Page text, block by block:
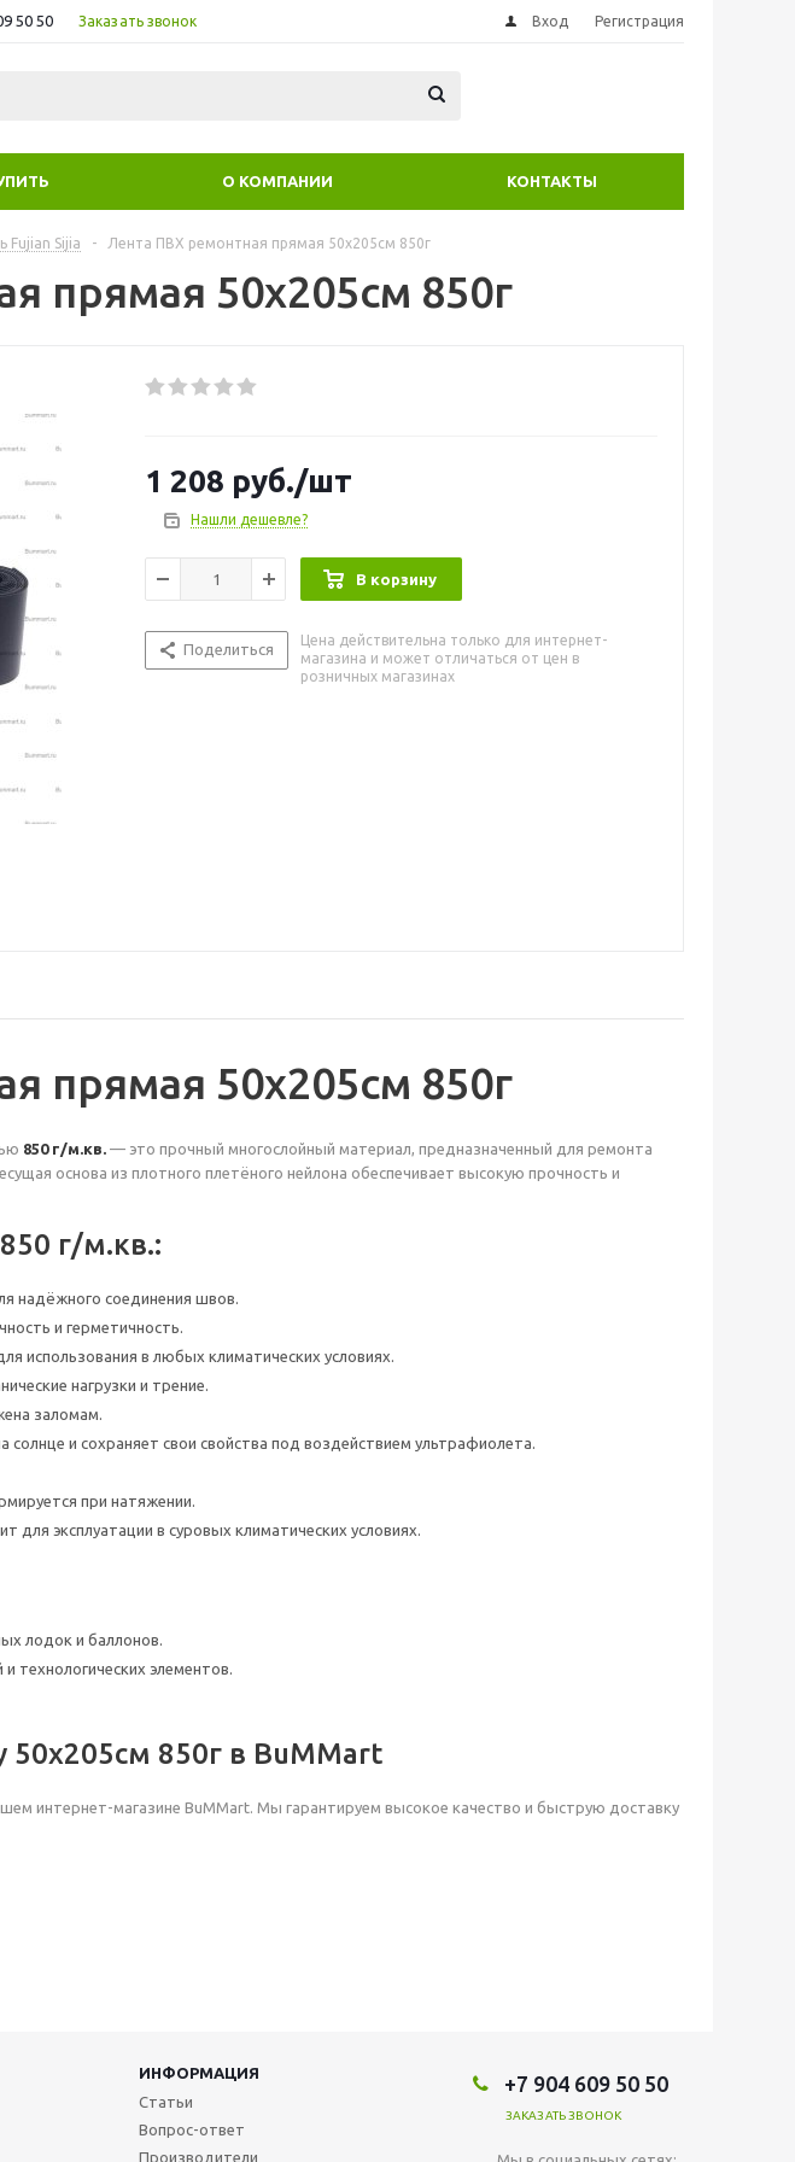
50 50 Заказать звонок Вход Регистрация
О КОМПАНИИ КОНТАКТЫ
Fujian Sijia - Лента ПВХ ремонтная прямая 50х205см 850г
прямая 50х205см 850г
1 208 руб./шт
Нашли дешевле?
В корзину
Поделиться
Цена действительна только для интернет-
магазина и может отличаться от цен в
розничных магазинах
прямая 50х205см 850г
850 г/м.кв. — это прочный многослойный материал, предназначенный для ремонта
основа из плотного плетёного нейлона обеспечивает высокую прочность и
г/м.кв.:
надёжного соединения швов.
и герметичность.
использования в любых климатических условиях.
нагрузки и трение.
заломам.
солнце и сохраняет свои свойства под воздействием ультрафиолета.
при натяжении.
для эксплуатации в суровых климатических условиях.
лодок и баллонов.
технологических элементов.
850г в BuMMart
интернет-магазине BuMMart. Мы гарантируем высокое качество и быструю доставку
ИНФОРМАЦИЯ
Статьи
Вопрос-ответ
Производители
+7 904 609 50 50
ЗАКАЗАТЬ ЗВОНОК